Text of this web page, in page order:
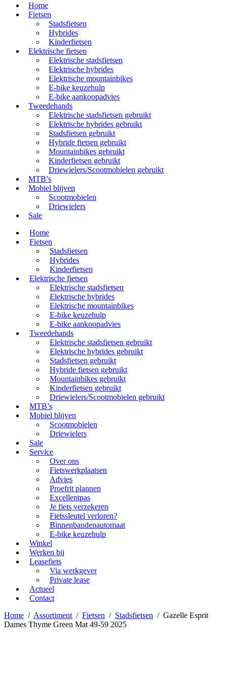
Home
Fietsen
Stadsfietsen
Hybrides
Kinderfietsen
Elektrische fietsen
Elektrische stadsfietsen
Elektrische hybrides
Elektrische mountainbikes
E-bike keuzehulp
E-bike aankoopadvies
Tweedehands
Elektrische stadsfietsen gebruikt
Elektrische hybrides gebruikt
Stadsfietsen gebruikt
Hybride fietsen gebruikt
Mountainbikes gebruikt
Kinderfietsen gebruikt
Driewielers/Scootmobielen gebruikt
MTB’s
Mobiel blijven
Scootmobielen
Driewielers
Sale
Home
Fietsen
Stadsfietsen
Hybrides
Kinderfietsen
Elektrische fietsen
Elektrische stadsfietsen
Elektrische hybrides
Elektrische mountainbikes
E-bike keuzehulp
E-bike aankoopadvies
Tweedehands
Elektrische stadsfietsen gebruikt
Elektrische hybrides gebruikt
Stadsfietsen gebruikt
Hybride fietsen gebruikt
Mountainbikes gebruikt
Kinderfietsen gebruikt
Driewielers/Scootmobielen gebruikt
MTB’s
Mobiel blijven
Scootmobielen
Driewielers
Sale
Service
Over ons
Fietswerkplaatsen
Advies
Proefrit plannen
Excellentpas
Je fiets verzekeren
Fietssleutel verloren?
Binnenbandenautomaat
E-bike keuzehulp
Winkel
Werken bij
Leasefiets
Via werkgever
Private lease
Actueel
Contact
Home / Assortiment / Fietsen / Stadsfietsen / Gazelle Esprit
Dames Thyme Green Mat 49-59 2025